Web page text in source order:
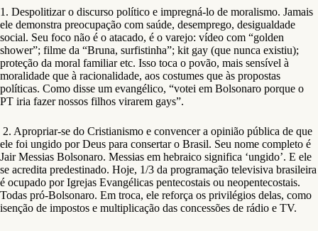
1. Despolitizar o discurso político e impregná-lo de moralismo. Jamais
ele demonstra preocupação com saúde, desemprego, desigualdade
social. Seu foco não é o atacado, é o varejo: vídeo com “golden
shower”; filme da “Bruna, surfistinha”; kit gay (que nunca existiu);
proteção da moral familiar etc. Isso toca o povão, mais sensível à
moralidade que à racionalidade, aos costumes que às propostas
políticas. Como disse um evangélico, “votei em Bolsonaro porque o
PT iria fazer nossos filhos virarem gays”.
2. Apropriar-se do Cristianismo e convencer a opinião pública de que
ele foi ungido por Deus para consertar o Brasil. Seu nome completo é
Jair Messias Bolsonaro. Messias em hebraico significa ‘ungido’. E ele
se acredita predestinado. Hoje, 1/3 da programação televisiva brasileira
é ocupado por Igrejas Evangélicas pentecostais ou neopentecostais.
Todas pró-Bolsonaro. Em troca, ele reforça os privilégios delas, como
isenção de impostos e multiplicação das concessões de rádio e TV.